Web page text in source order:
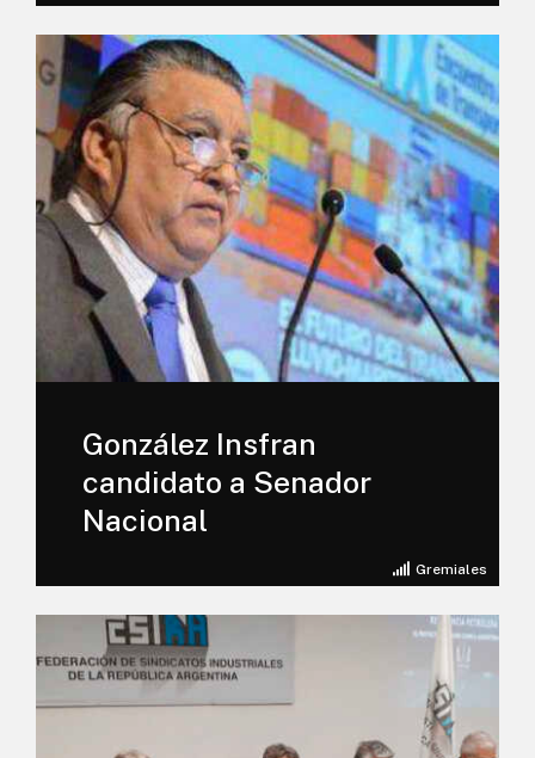
Gremiales
González Insfran
candidato a Senador
Nacional